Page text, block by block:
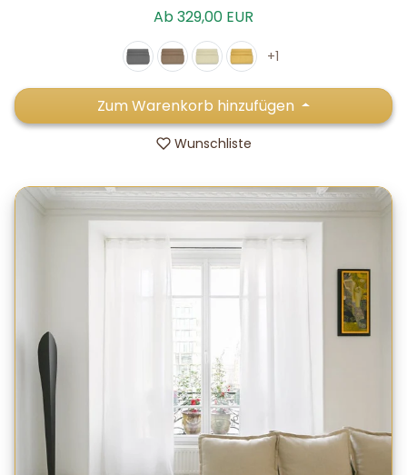
Ab 329,00 EUR
+1
Zum Warenkorb hinzufügen
Wunschliste